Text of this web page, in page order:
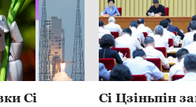
Сі
Сі Цзіньпін